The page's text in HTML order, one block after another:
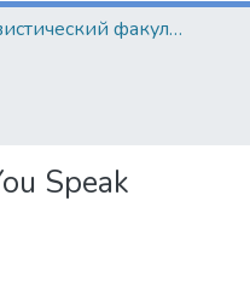
Лингвистический факультет
Speak